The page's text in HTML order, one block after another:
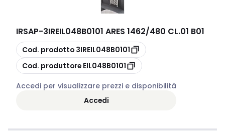
IRSAP-3IREIL048B0101 ARES 1462/480 CL.01 B01
copia
Cod. prodotto 3IREIL048B0101
copia
Cod. produttore EIL048B0101
Accedi per visualizzare prezzi e disponibilità
Accedi